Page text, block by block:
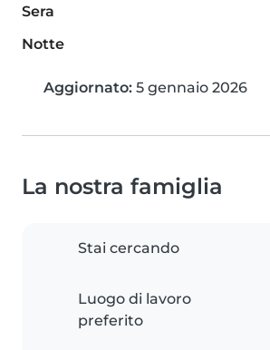
Sera
Notte
Aggiornato: 5 gennaio 2026
La nostra famiglia
Stai cercando
Luogo di lavoro
preferito